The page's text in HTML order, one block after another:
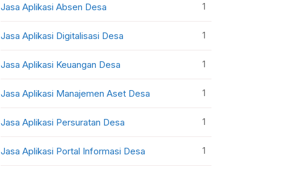
Jasa Aplikasi Absen Desa 1
Jasa Aplikasi Digitalisasi Desa 1
Jasa Aplikasi Keuangan Desa 1
Jasa Aplikasi Manajemen Aset Desa 1
Jasa Aplikasi Persuratan Desa 1
Jasa Aplikasi Portal Informasi Desa 1